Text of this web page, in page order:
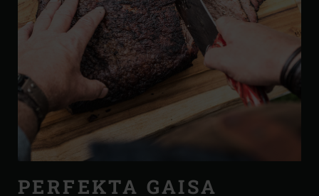
PERFEKTA GAISA